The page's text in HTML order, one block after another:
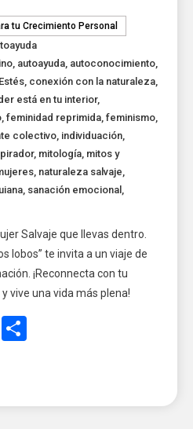
tu Crecimiento Personal
, autoayuda, autoconocimiento,
, conexión con la naturaleza,
está en tu interior,
,feminidad reprimida,feminismo,
colectivo, individuación,
, mitología, mitos y
, naturaleza salvaje,
, sanación emocional ,
Salvaje que llevas dentro.
lobos” te invita a un viaje de
¡Reconnecta con tu
vive una vida más plena!
Twitter